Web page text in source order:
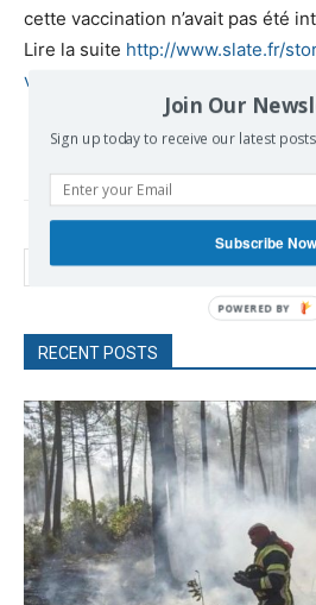
cette vaccination n’avait pas été
Lire la suite http://www.slate.fr/
vaccination-2016
RECENT POSTS
Join Our
Sign up today to receive our latest
Subscribe Now